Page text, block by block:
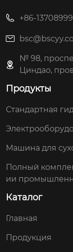
+86-
№ 98,
Циндао,
Продукты
Стандартная
Машина для
Полный
ии
Каталог
Главная
Продукция